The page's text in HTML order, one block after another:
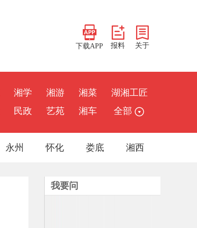
下载APP 报料 关于
湘学 湘游 湘菜
湖湘工匠
民政 艺苑 湘车 全部
永州 怀化 娄底 湘西
我要问